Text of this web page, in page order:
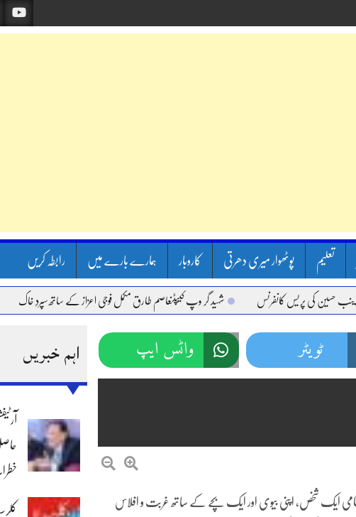
تعلیم پوٹھوار میری دھرتی کاروبار ہمارے بارے میں رابطہ کریں
حسین کی پریس کانفرنس شہید گر وپ کیپٹنعاصم طارق مکمل فوجی اعزاز کے ساتھ سپردِ خاک
اہم خبریں ٹویٹر واٹس ایپ
نامی ایک شخص، اپنی بیوی اور ایک بچے کے ساتھ غربت و افلاس